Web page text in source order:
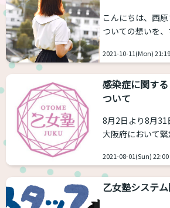
→after（NAOの
掲載がOKな方（顔出
で貸し出します。 髪の後ろ側のモデル ・
後姿やヘアのみ
出...
こんにちは、西原さつ
ついての想いを
なるためのレッス
ち上がりました
キだったり、心
緒に体験して欲し
ちに「こうしな
といった風に、ひ
てしまう人も出て
苦しい思いをさ
2021-10-11(Mon) 21:19
感染症に関す
ついて
8月2日より8月
大阪府において
事態宣言も延長されます。
では、皆様の安
望される方はレッ
2021-08-01(Sun) 22:00
乙女塾システ